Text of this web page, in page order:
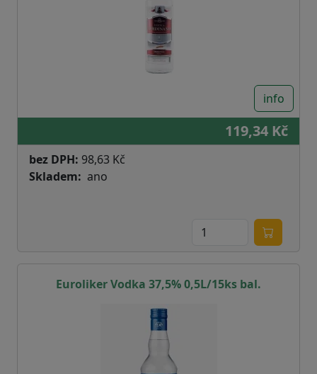
info
119,34 Kč
bez DPH: 98,63 Kč
Skladem
ano
Euroliker Vodka 37,5% 0,5L/15ks bal.